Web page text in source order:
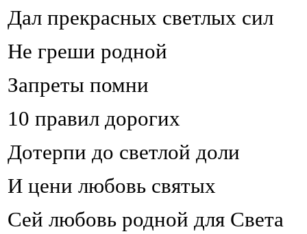
Дал прекрасных светлых сил
Не греши родной
Запреты помни
10 правил дорогих
Дотерпи до светлой доли
И цени любовь святых
Сей любовь родной для Света